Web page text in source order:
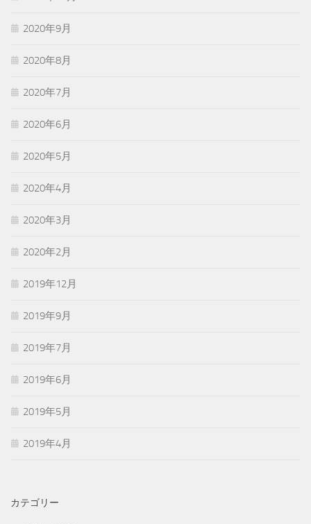
2020年9月
2020年8月
2020年7月
2020年6月
2020年5月
2020年4月
2020年3月
2020年2月
2019年12月
2019年9月
2019年7月
2019年6月
2019年5月
2019年4月
カテゴリー